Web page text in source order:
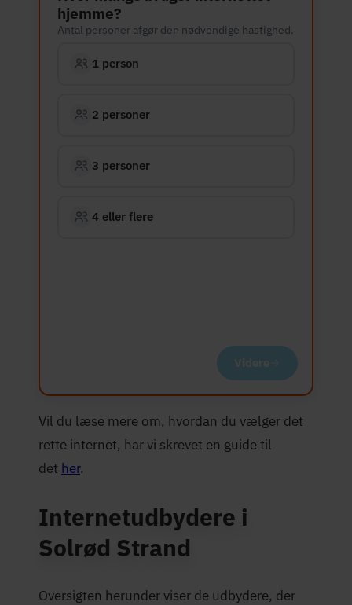
hjemme?
Antal personer afgør den nødvendige hastighed.
1 person
2 personer
3 personer
4 eller flere
Videre
Vil du læse mere om, hvordan du vælger det
rette internet, har vi skrevet en guide til
det her.
Internetudbydere i
Solrød Strand
Oversigten herunder viser de udbydere, der